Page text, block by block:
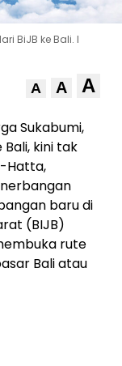
BiJB ke Bali. l
A A A
Sukabumi,
kini tak
Hatta,
baru di
(BIJB)
rute
Bali atau